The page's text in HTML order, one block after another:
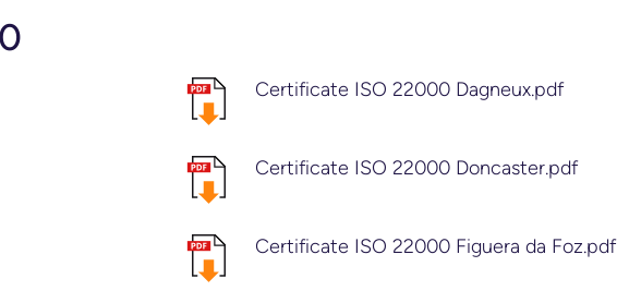
Certificate ISO 22000 Dagneux.pdf
Certificate ISO 22000 Doncaster.pdf
Certificate ISO 22000 Figuera da Foz.pdf